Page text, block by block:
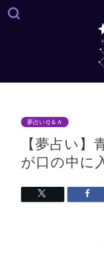
夢占いＱ＆Ａ
【夢占い】
が口の中に